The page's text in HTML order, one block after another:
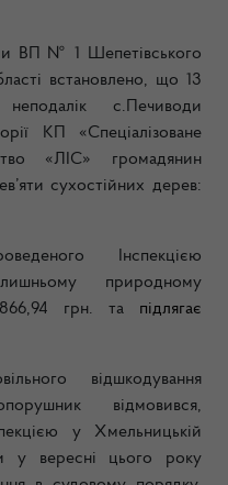
ВП № 1 Шепетівського
встановлено, що 13
с.Печиводи
КП «Спеціалізоване
«ЛІС» громадянин
сухостійних дерев:
Інспекцією
природному
грн. та підлягає
відшкодування
відмовився,
у Хмельницькій
у вересні цього року